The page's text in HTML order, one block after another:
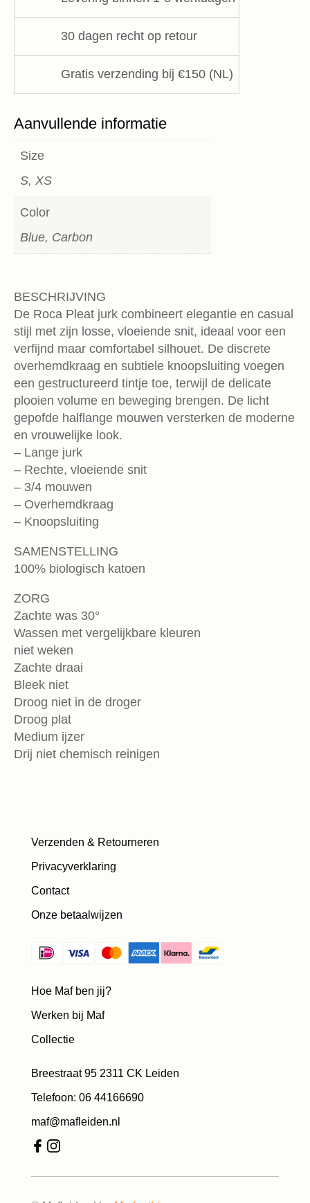
30 dagen recht op retour
Gratis verzending bij €150 (NL)
Aanvullende informatie
Size
S, XS
Color
Blue, Carbon
BESCHRIJVING
De Roca Pleat jurk combineert elegantie en casual
stijl met zijn losse, vloeiende snit, ideaal voor een
verfijnd maar comfortabel silhouet. De discrete
overhemdkraag en subtiele knoopsluiting voegen
een gestructureerd tintje toe, terwijl de delicate
plooien volume en beweging brengen. De licht
gepofde halflange mouwen versterken de moderne
en vrouwelijke look.
– Lange jurk
– Rechte, vloeiende snit
– 3/4 mouwen
– Overhemdkraag
– Knoopsluiting
SAMENSTELLING
100% biologisch katoen
ZORG
Zachte was 30°
Wassen met vergelijkbare kleuren
niet weken
Zachte draai
Bleek niet
Droog niet in de droger
Droog plat
Medium ijzer
Drij niet chemisch reinigen
Verzenden & Retourneren
Privacyverklaring
Contact
Onze betaalwijzen
Hoe Maf ben jij?
Werken bij Maf
Collectie
Breestraat 95 2311 CK Leiden
Telefoon: 06 44166690
maf@mafleiden.nl